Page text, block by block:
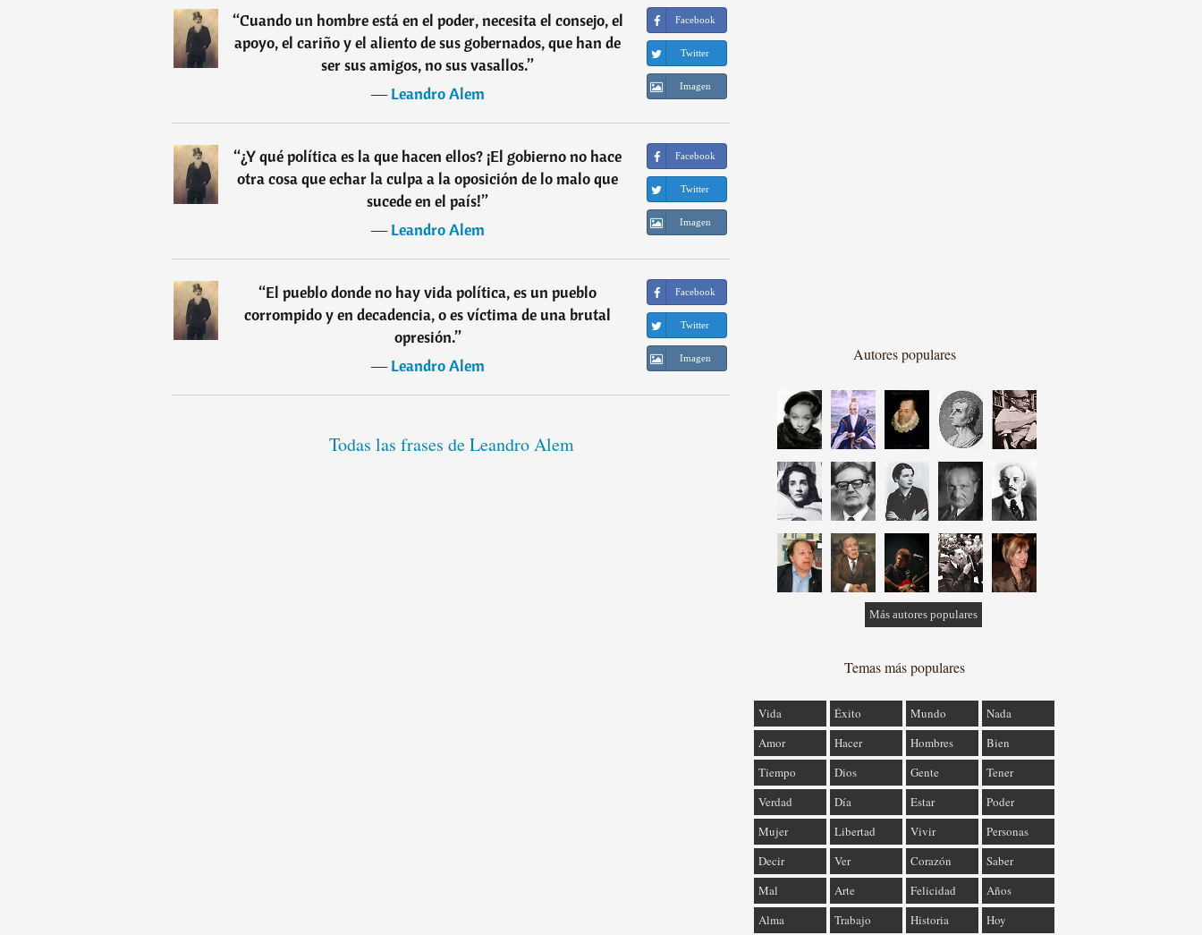
“Cuando un hombre está en el poder, necesita el consejo, el
apoyo, el cariño y el aliento de sus gobernados, que han de
ser sus amigos, no sus vasallos.”
―Leandro Alem
Facebook
Twitter
Imagen
“¿Y qué política es la que hacen ellos? ¡El gobierno no hace
otra cosa que echar la culpa a la oposición de lo malo que
sucede en el país!”
―Leandro Alem
Facebook
Twitter
Imagen
“El pueblo donde no hay vida política, es un pueblo
corrompido y en decadencia, o es víctima de una brutal
opresión.”
―Leandro Alem
Facebook
Twitter
Imagen
Todas las frases de Leandro Alem
Autores populares
Más autores populares
Temas más populares
Vida Éxito Mundo
Nada
Amor
Hacer Hombres
Bien
Tiempo
Dios Gente
Tener
Verdad
Día Estar
Poder
Mujer
Libertad Vivir
Personas
Decir
Ver Corazón
Saber
Mal
Arte Felicidad
Años
Alma
Trabajo Historia Hoy